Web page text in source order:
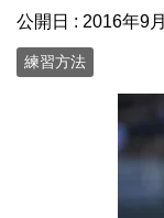
公開日 : 2016年9
練習方法